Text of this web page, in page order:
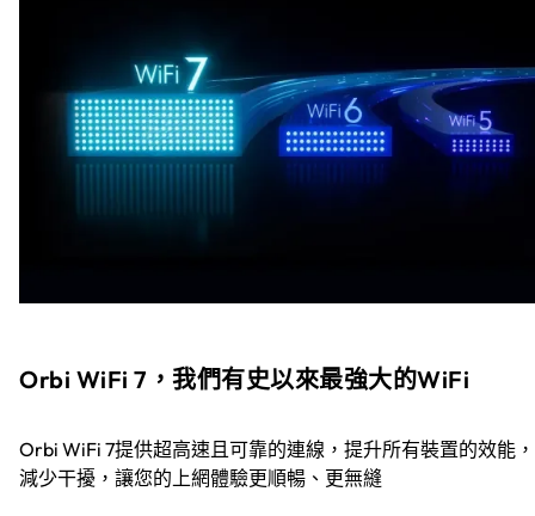
Orbi WiFi 7，我們有史以來最強大的WiFi
Orbi WiFi 7提供超高速且可靠的連線，提升所有裝置的效能
減少干擾，讓您的上網體驗更順暢、更無縫